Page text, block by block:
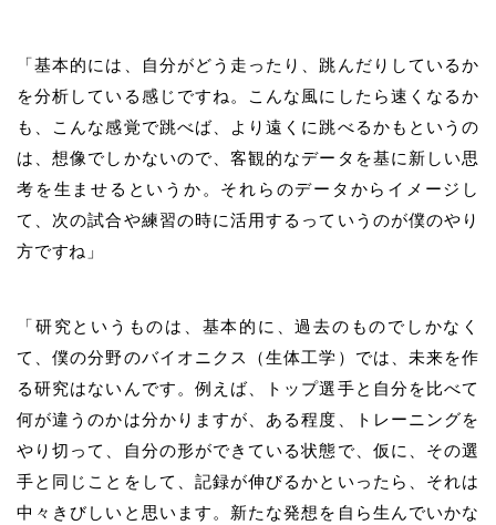
「基本的には、自分がどう走ったり、跳んだりしているか
を分析している感じですね。こんな風にしたら速くなるか
も、こんな感覚で跳べば、より遠くに跳べるかもというの
は、想像でしかないので、客観的なデータを基に新しい思
考を生ませるというか。それらのデータからイメージし
て、次の試合や練習の時に活用するっていうのが僕のやり
方ですね」
「研究というものは、基本的に、過去のものでしかなく
て、僕の分野のバイオニクス（生体工学）では、未来を作
る研究はないんです。例えば、トップ選手と自分を比べて
何が違うのかは分かりますが、ある程度、トレーニングを
やり切って、自分の形ができている状態で、仮に、その選
手と同じことをして、記録が伸びるかといったら、それは
中々きびしいと思います。新たな発想を自ら生んでいかな